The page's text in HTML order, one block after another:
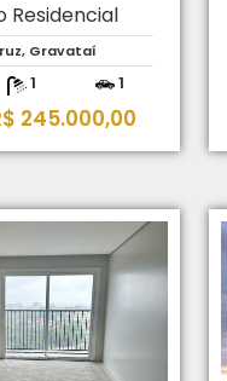
Residencial
Gravataí
1 1
245.000,00